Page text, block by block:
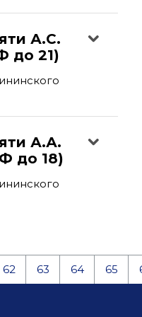
А.С.
до 21)
А.А.
до 18)
62 63 64 65